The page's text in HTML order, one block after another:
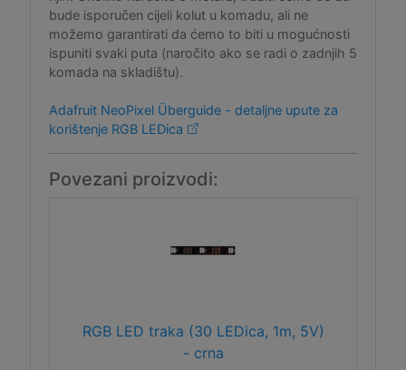
bude isporučen cijeli kolut u komadu, ali ne
možemo garantirati da ćemo to biti u mogućnosti
ispuniti svaki puta (naročito ako se radi o zadnjih 5
komada na skladištu).
Adafruit NeoPixel Überguide - detaljne upute za
korištenje RGB LEDica
Povezani proizvodi:
RGB LED traka (30 LEDica, 1m, 5V)
- crna